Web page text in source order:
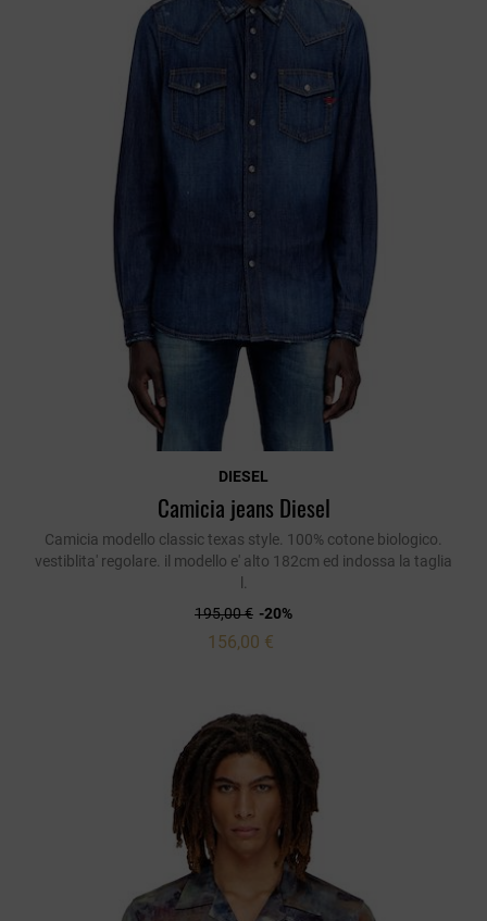
DIESEL
Camicia jeans Diesel
Camicia modello classic texas style. 100% cotone biologico.
vestiblita' regolare. il modello e' alto 182cm ed indossa la taglia
195,00 € -20%
156,00 €